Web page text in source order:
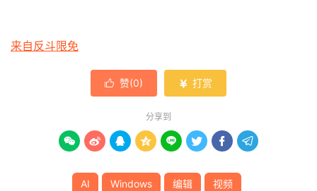
来自反斗限免
 赞(0)  打赏
分享到
       
AI Windows 编辑 视频